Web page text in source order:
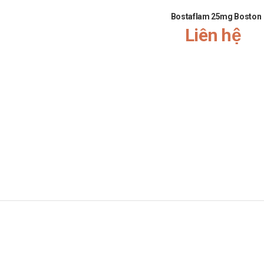
sáng
Bostaflam 25mg Boston
Liên hệ